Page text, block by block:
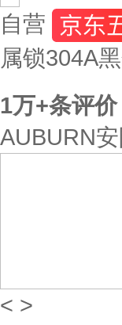
自营
属锁304A
1万+条评价
AUBURN
< >